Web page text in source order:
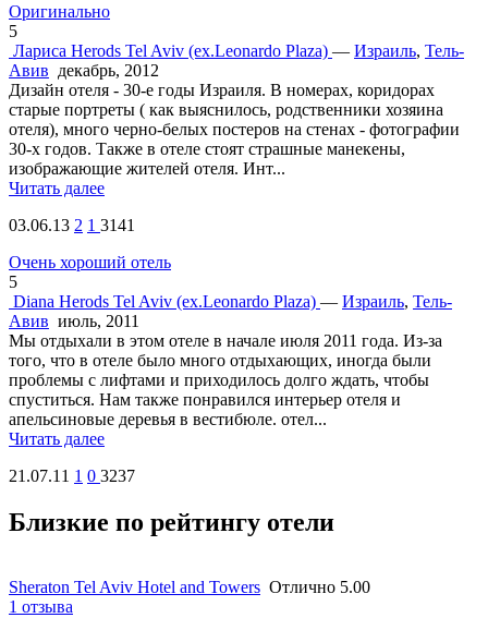
Оригинально
5
Лариса Herods Tel Aviv (ex.Leonardo Plaza) — Израиль, Тель-
Авив декабрь, 2012
Дизайн отеля - 30-е годы Израиля. В номерах, коридорах
старые портреты ( как выяснилось, родственники хозяина
отеля), много черно-белых постеров на стенах - фотографии
30-х годов. Также в отеле стоят страшные манекены,
изображающие жителей отеля. Инт...
Читать далее
03.06.13 2 1 3141
Очень хороший отель
5
Diana Herods Tel Aviv (ex.Leonardo Plaza) — Израиль, Тель-
Авив июль, 2011
Мы отдыхали в этом отеле в начале июля 2011 года. Из-за
того, что в отеле было много отдыхающих, иногда были
проблемы с лифтами и приходилось долго ждать, чтобы
спуститься. Нам также понравился интерьер отеля и
апельсиновые деревья в вестибюле. отел...
Читать далее
21.07.11 1 0 3237
Близкие по рейтингу отели
Sheraton Tel Aviv Hotel and Towers Отлично 5.00
1 отзыва